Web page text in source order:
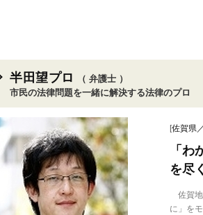
半田望プロ
（ 弁護士 ）
市民の法律問題を一緒に解決する法律のプロ
[佐賀県
「
を尽
佐賀地
に」を